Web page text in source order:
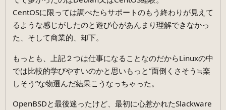
CentOSに限っては調べたらサポートのもう終わりが見えて
るような感じがしたのと遊び心があんまり理解できなかっ
た、そして商業的、却下。
もっとも、上記２つは仕事になることなのだからLinuxの中
では比較的学びやすいのかと思いもっと”面倒くさそう≒楽
しそう”な物選んだ結果こうなっちゃった。
OpenBSDと最後迷ったけど、最初に心惹かれたSlackware